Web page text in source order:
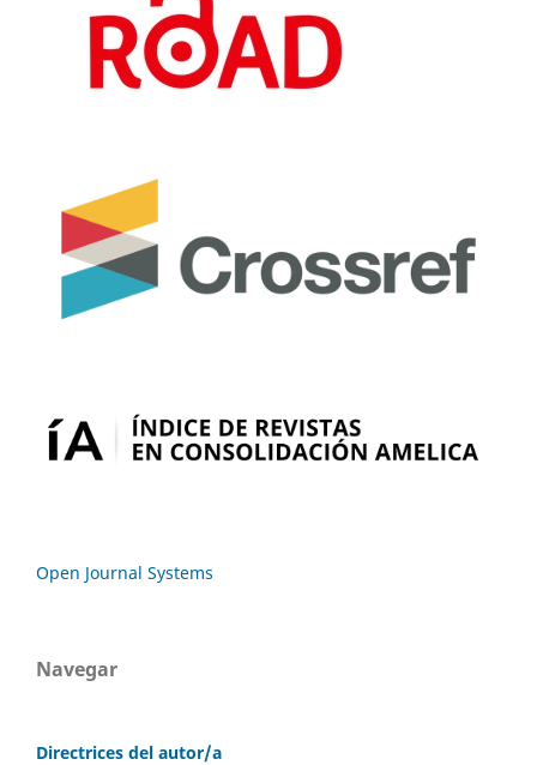
Open Journal Systems
Navegar
Directrices del autor/a